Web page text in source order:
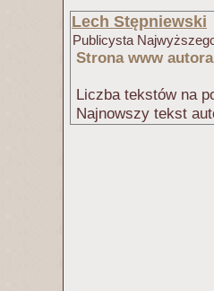
Lech Stępniewski
Publicysta
Strona www autora
Liczba tekstów na
Najnowszy tekst